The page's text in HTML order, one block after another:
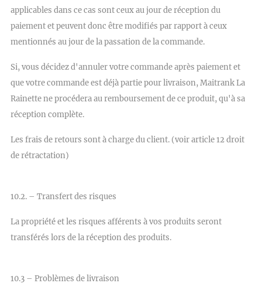
applicables dans ce cas sont ceux au jour de réception du
paiement et peuvent donc être modifiés par rapport à ceux
mentionnés au jour de la passation de la commande.
Si, vous décidez d'annuler votre commande après paiement et
que votre commande est déjà partie pour livraison, Maitrank La
Rainette ne procédera au remboursement de ce produit, qu'à sa
réception complète.
Les frais de retours sont à charge du client. (voir article 12 droit
de rétractation)
10.2. – Transfert des risques
La propriété et les risques afférents à vos produits seront
transférés lors de la réception des produits.
10.3 – Problèmes de livraison